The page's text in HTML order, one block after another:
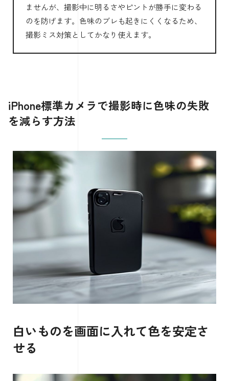
ませんが、撮影中に明るさやピントが勝手に変わる
のを防げます。色味のブレも起きにくくなるため、
撮影ミス対策としてかなり使えます。
iPhone標準カメラで撮影時に色味の失敗
を減らす方法
白いものを画面に入れて色を安定さ
せる